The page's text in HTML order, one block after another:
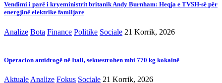
Vendimi i parë i kryeministrit britanik Andy Burnham: Heqja e TVSH-së për
energjinë elektrike familjare
Analize Bota Finance Politike Sociale 21 Korrik, 2026
Operacion antidrogë në Itali, sekuestrohen mbi 770 kg kokainë
Aktuale Analize Fokus Sociale 21 Korrik, 2026